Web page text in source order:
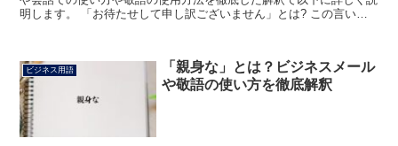
明します。 「お待たせして申し訳ございません」とは? この言いま
ビジネス用語
「親身な」とは？ビジネスメール
や敬語の使い方を徹底解釈